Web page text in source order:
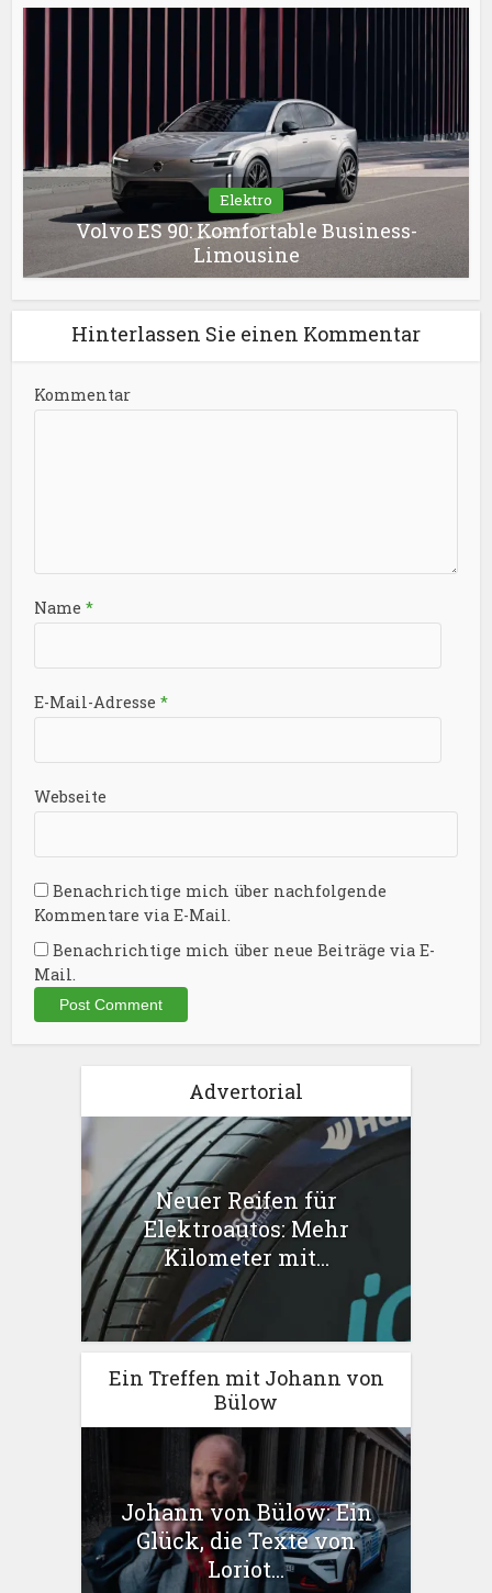
Elektro
Volvo ES 90: Komfortable Business-
Limousine
Hinterlassen Sie einen Kommentar
Kommentar
Name*
E-Mail-Adresse*
Webseite
Benachrichtige mich über nachfolgende
Kommentare via E-Mail.
Benachrichtige mich über neue Beiträge via E-
Mail.
Advertorial
Neuer Reifen für
Elektroautos: Mehr
Kilometer mit...
Ein Treffen mit Johann von
Bülow
Johann von Bülow: Ein
Glück, die Texte von
Loriot...